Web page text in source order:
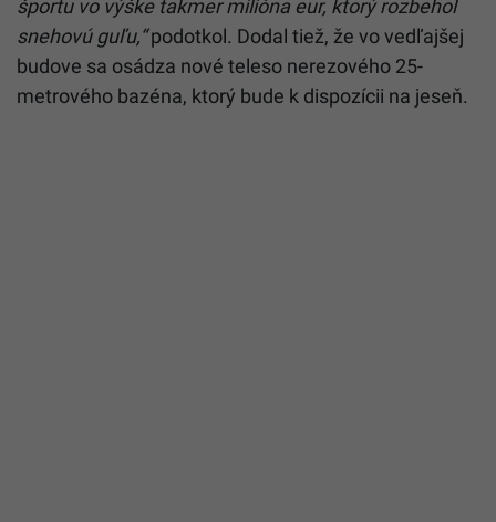
športu vo výške takmer milióna eur, ktorý rozbehol
snehovú guľu,“podotkol. Dodal tiež, že vo vedľajšej
budove sa osádza nové teleso nerezového 25-
metrového bazéna, ktorý bude k dispozícii na jeseň.